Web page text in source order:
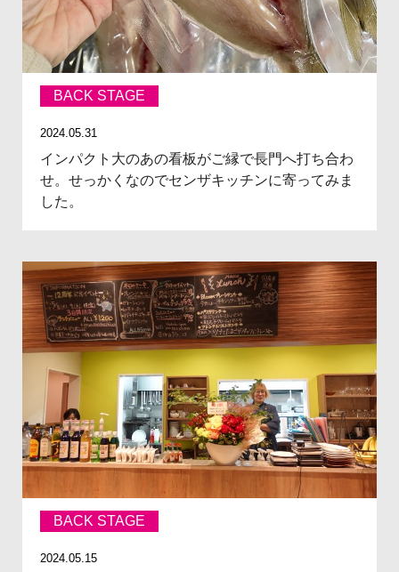
BACK STAGE
2024.05.31
インパクト大のあの看板がご縁で長門へ打ち合わ
せ。せっかくなのでセンザキッチンに寄ってみま
した。
BACK STAGE
2024.05.15